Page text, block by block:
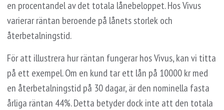
en procentandel av det totala lånebeloppet. Hos Vivus
varierar räntan beroende på lånets storlek och
återbetalningstid.
För att illustrera hur räntan fungerar hos Vivus, kan vi titta
på ett exempel. Om en kund tar ett lån på 10000 kr med
en återbetalningstid på 30 dagar, är den nominella fasta
årliga räntan 44%. Detta betyder dock inte att den totala